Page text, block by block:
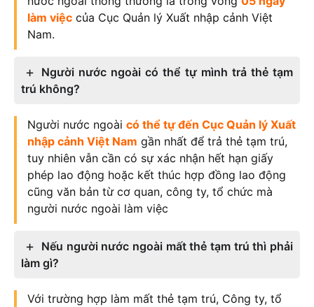
làm việc của Cục Quản lý Xuất nhập cảnh Việt
Nam.
Người nước ngoài có thể tự mình trả thẻ tạm
trú không?
Người nước ngoài có thể tự đến Cục Quản lý Xuất
nhập cảnh Việt Nam gần nhất để trả thẻ tạm trú,
tuy nhiên vẫn cần có sự xác nhận hết hạn giấy
phép lao động hoặc kết thúc hợp đồng lao động
cũng văn bản từ cơ quan, công ty, tổ chức mà
người nước ngoài làm việc
Nếu người nước ngoài mất thẻ tạm trú thì phải
làm gì?
Với trường hợp làm mất thẻ tạm trú, Công ty, tổ